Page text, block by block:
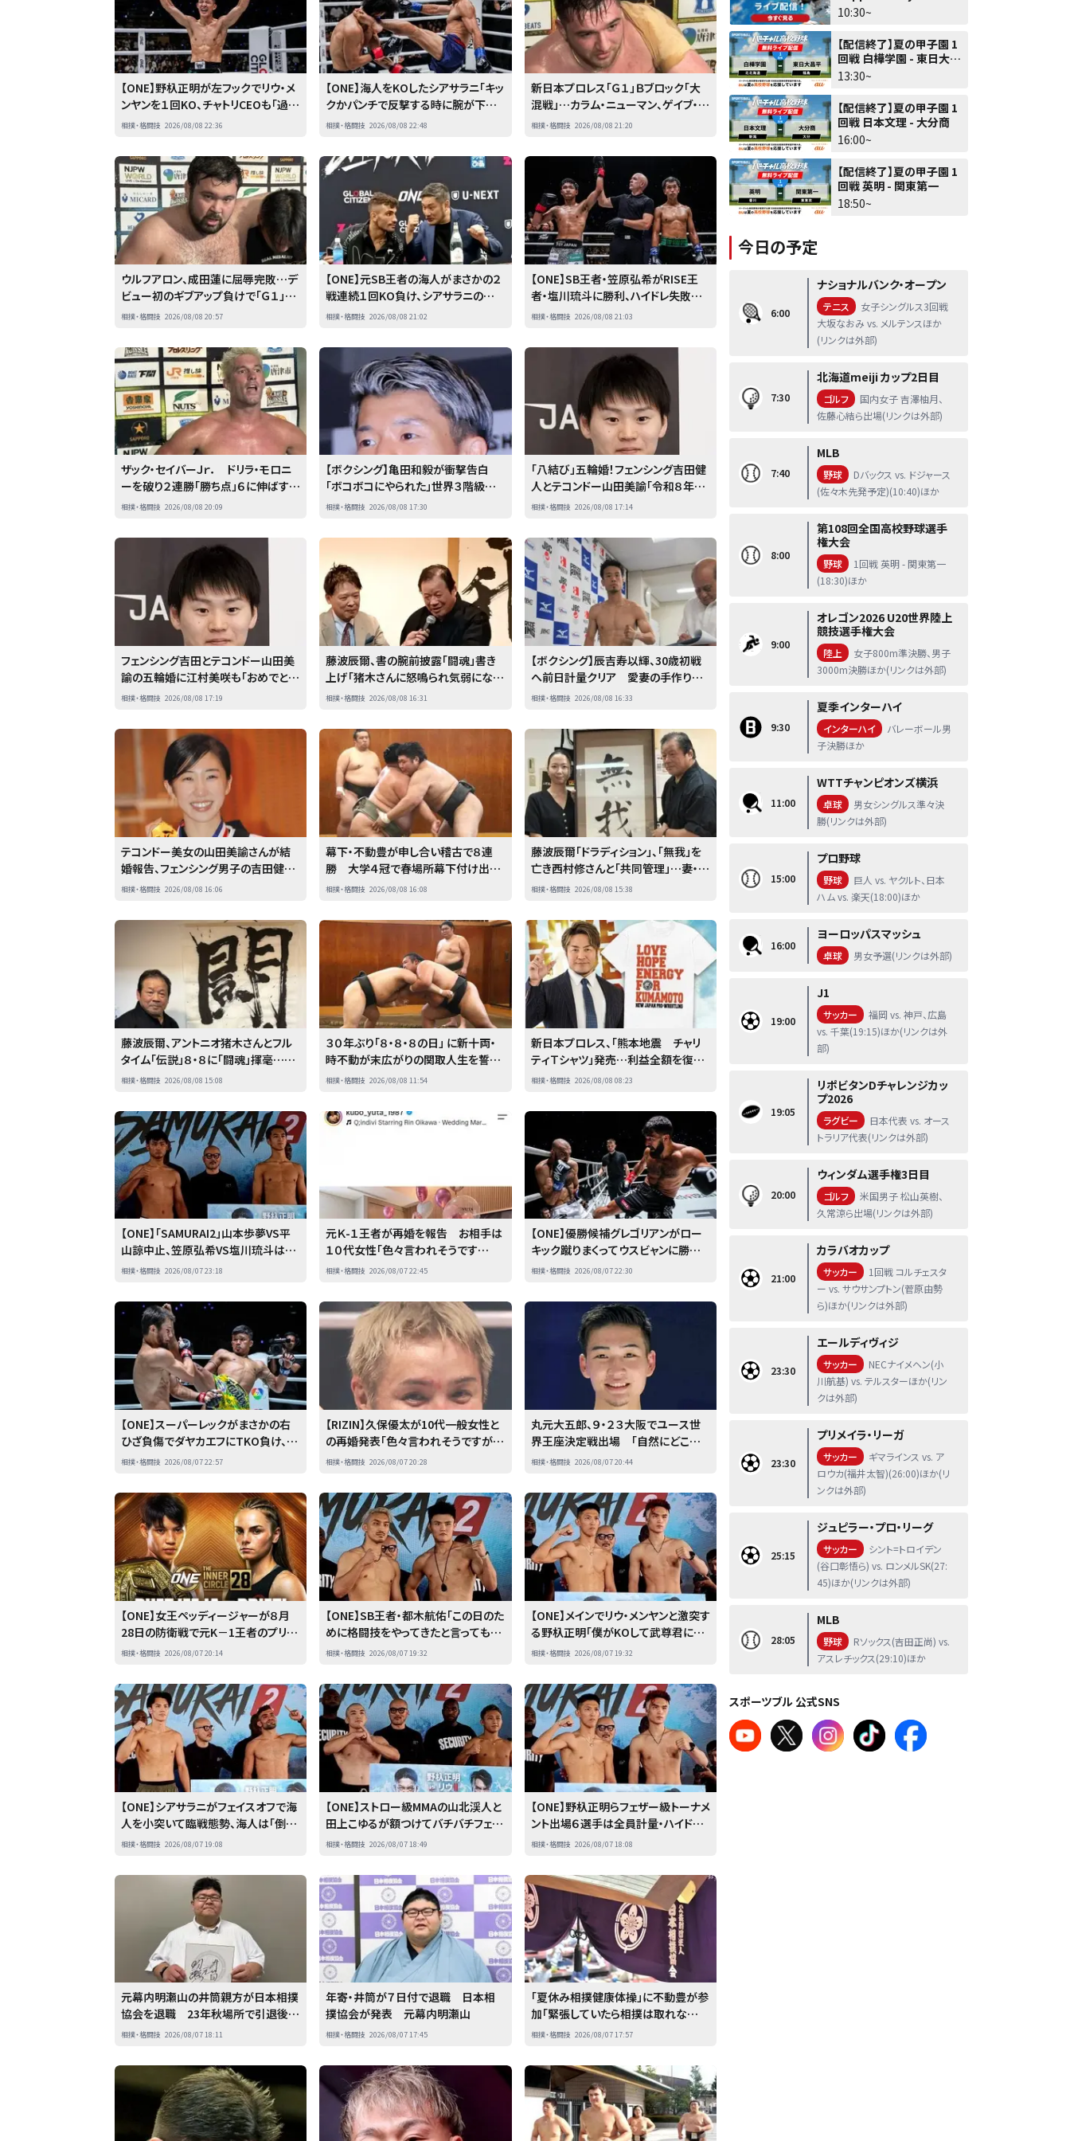
【ONE】野杁正明が左フックでリウ・メ
ンヤンを１回KO、チャトリCEOも「過去
最高の野杁」
相撲・格闘技 2026/08/08 22:36
【ONE】海人をKOしたシアサラニ「キッ
クかパンチで反撃する時に腕が下が
る。そこを狙った」
相撲・格闘技 2026/08/08 22:48
新日本プロレス「Ｇ１」Ｂブロック「大
混戦」…カラム・ニューマン、ゲイブ・キ
ッド、成田蓮が「勝ち点１０」で首位タ
相撲・格闘技 2026/08/08 21:20
ウルフアロン、成田蓮に屈辱完敗…デ
ビュー初のギブアップ負けで「Ｇ１」予
選落ちピンチ「まだＧ１クライマックス
相撲・格闘技 2026/08/08 20:57
【ONE】元SB王者の海人がまさかの２
戦連続１回KO負け、シアサラニの左ハ
イキックで失神
相撲・格闘技 2026/08/08 21:02
【ONE】SB王者・笠原弘希がRISE王
者・塩川琉斗に勝利、ハイドレ失敗の
理由も明かす
相撲・格闘技 2026/08/08 21:03
ザック・セイバーＪｒ． ドリラ・モロニ
ーを破り２連勝「勝ち点」６に伸ばす…
８・８横浜
相撲・格闘技 2026/08/08 20:09
【ボクシング】亀田和毅が衝撃告白
「ボコボコにやられた」世界３階級王
者とスパー「強かった」
相撲・格闘技 2026/08/08 17:30
「八結び」五輪婚！フェンシング吉田健
人とテコンドー山田美諭「令和８年８
月８日」に婚姻届提出
相撲・格闘技 2026/08/08 17:14
フェンシング吉田とテコンドー山田美
諭の五輪婚に江村美咲も「おめでと
う」吉田の父は元FC東京
相撲・格闘技 2026/08/08 17:19
藤波辰爾、書の腕前披露「闘魂」書き
上げ「猪木さんに怒鳴られ気弱になっ
たところが『鬼』に…」
相撲・格闘技 2026/08/08 16:31
【ボクシング】辰吉寿以輝、30歳初戦
へ前日計量クリア 愛妻の手作り参
鶏湯で体力回復
相撲・格闘技 2026/08/08 16:33
テコンドー美女の山田美諭さんが結
婚報告、フェンシング男子の吉田健人
と「本日、令和８年８月８日に入籍しま
ート仲間からも祝福の声
相撲・格闘技 2026/08/08 16:06
幕下・不動豊が申し合い稽古で８連
勝 大学４冠で春場所幕下付け出し
デビューの男は「秋場所は全勝した
相撲・格闘技 2026/08/08 16:08
藤波辰爾「ドラディション」、「無我」を
亡き西村修さんと「共同管理」…妻・恵
さんが誓う「無我という言葉を守って
相撲・格闘技 2026/08/08 15:38
藤波辰爾、アントニオ猪木さんとフル
タイム「伝説」８・８に「闘魂」揮毫…５
分あまりをかけた入魂「書」に「精いっ
間・藤波辰爾展」開催
相撲・格闘技 2026/08/08 15:08
３０年ぶり「８・８・８の日」 に新十両・
時不動が末広がりの関取人生を誓
う 「秋場所は全勝優勝目指す」
相撲・格闘技 2026/08/08 11:54
新日本プロレス、「熊本地震 チャリ
ティＴシャツ」発売…利益全額を復興
支援へ寄付
相撲・格闘技 2026/08/08 08:23
【ONE】「SAMURAI2」山本歩夢VS平
山諒中止、笠原弘希VS塩川琉斗は契
約体重で開催
相撲・格闘技 2026/08/07 23:18
元Ｋ-１王者が再婚を報告 お相手は
１０代女性「色々言われそうです
が…」「一人の男としてもさらに精進」
相撲・格闘技 2026/08/07 22:45
【ONE】優勝候補グレゴリアンがロー
キック蹴りまくってウスビャンに勝利、
４強進出
相撲・格闘技 2026/08/07 22:30
【ONE】スーパーレックがまさかの右
ひざ負傷でダヤカエフにTKO負け、４
連敗で正念場
相撲・格闘技 2026/08/07 22:57
【RIZIN】久保優太が10代一般女性と
の再婚発表「色々言われそうですが…
生温かく見守って」
相撲・格闘技 2026/08/07 20:28
丸元大五郎、９・２３大阪でユース世
界王座決定戦出場 「自然にどこか
で倒せるボクシングを目指している」
相撲・格闘技 2026/08/07 20:44
【ONE】女王ペッディージャーが８月
28日の防衛戦で元K－1王者のプリフ
ティと対戦決定
相撲・格闘技 2026/08/07 20:14
【ONE】SB王者・都木航佑「この日のた
めに格闘技をやってきたと言っても過
言ではない」
相撲・格闘技 2026/08/07 19:32
【ONE】メインでリウ・メンヤンと激突す
る野杁正明「僕がKOして武尊君に続
きたい」
相撲・格闘技 2026/08/07 19:32
【ONE】シアサラニがフェイスオフで海
人を小突いて臨戦態勢、海人は「倒し
て勝つだけです」
相撲・格闘技 2026/08/07 19:08
【ONE】ストロー級MMAの山北渓人と
田上こゆるが額つけてバチバチフェイ
スオフ
相撲・格闘技 2026/08/07 18:49
【ONE】野杁正明らフェザー級トーナメ
ント出場６選手は全員計量・ハイドレ
ーションクリア
相撲・格闘技 2026/08/07 18:08
元幕内明瀬山の井筒親方が日本相撲
協会を退職 23年秋場所で引退後、
木瀬部屋付きで指導
相撲・格闘技 2026/08/07 18:11
年寄・井筒が７日付で退職 日本相
撲協会が発表 元幕内明瀬山
相撲・格闘技 2026/08/07 17:45
「夏休み相撲健康体操」に不動豊が参
加「緊張していたら相撲は取れな
い」 教習所に通う大森、垣添は「仲
相撲・格闘技 2026/08/07 17:57
10:30~
【配信終了】夏の甲子園 1
回戦 白樺学園 - 東日大昌
平
13:30~
【配信終了】夏の甲子園 1
回戦 日本文理 - 大分商
16:00~
【配信終了】夏の甲子園 1
回戦 英明 - 関東第一
18:50~
今日の予定
6:00
ナショナルバンク・オープン
テニス
女子シングルス3回戦
大坂なおみ vs. メルテンスほか
(リンクは外部)
7:30
北海道meiji カップ2日目
ゴルフ
国内女子 吉澤柚月、
佐藤心結ら出場(リンクは外部)
7:40
MLB
野球
Dバックス vs. ドジャース
(佐々木先発予定)(10:40)ほか
8:00
第108回全国高校野球選手
権大会
野球
1回戦 英明 - 関東第一
(18:30)ほか
9:00
オレゴン2026 U20世界陸上
競技選手権大会
陸上
女子800m準決勝、男子
3000m決勝ほか(リンクは外部)
9:30
夏季インターハイ
インターハイ
バレーボール男
子決勝ほか
11:00
WTTチャンピオンズ横浜
卓球
男女シングルス準々決
勝(リンクは外部)
15:00
プロ野球
野球
巨人 vs. ヤクルト、日本
ハム vs. 楽天(18:00)ほか
16:00
ヨーロッパスマッシュ
卓球 男女予選(リンクは外部)
19:00
J1
サッカー
福岡 vs. 神戸、広島
vs. 千葉(19:15)ほか(リンクは外
部)
19:05
リポビタンDチャレンジカッ
プ2026
ラグビー
日本代表 vs. オース
トラリア代表(リンクは外部)
20:00
ウィンダム選手権3日目
ゴルフ
米国男子 松山英樹、
久常涼ら出場(リンクは外部)
21:00
カラバオカップ
サッカー
1回戦 コルチェスタ
ー vs. サウサンプトン(菅原由勢
ら)ほか(リンクは外部)
23:30
エールディヴィジ
サッカー
NECナイメヘン(小
川航基) vs. テルスターほか(リン
クは外部)
23:30
プリメイラ・リーガ
サッカー
ギマラインス vs. ア
ロウカ(福井太智)(26:00)ほか(リ
ンクは外部)
25:15
ジュピラー・プロ・リーグ
サッカー
シント=トロイデン
(谷口彰悟ら) vs. ロンメルSK(27:
45)ほか(リンクは外部)
28:05
MLB
野球
Rソックス(吉田正尚) vs.
アスレチックス(29:10)ほか
スポーツブル 公式SNS